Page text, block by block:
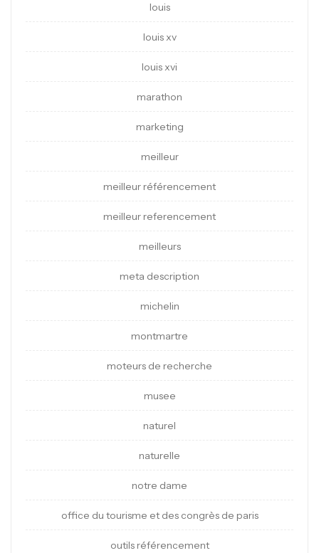
louis
louis xv
louis xvi
marathon
marketing
meilleur
meilleur référencement
meilleur referencement
meilleurs
meta description
michelin
montmartre
moteurs de recherche
musee
naturel
naturelle
notre dame
office du tourisme et des congrès de paris
outils référencement